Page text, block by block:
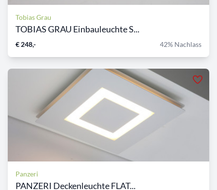
Tobias Grau
TOBIAS GRAU Einbauleuchte S...
€ 248,- 42% Nachlass
Panzeri
PANZERI Deckenleuchte FLAT...